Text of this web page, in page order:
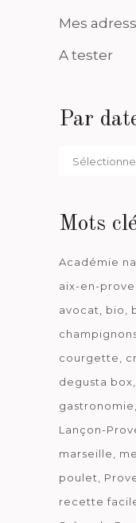
Mes
A tester
Par
Par
Mots
Académie
aix-en-
avocat
bio
courgette
degusta box
gastronomie
Lançon-
marseille
poulet
recette